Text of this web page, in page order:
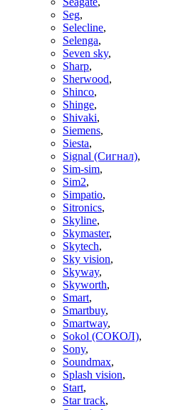
Seg,
Selecline,
Selenga,
Seven sky,
Sharp,
Sherwood,
Shinco,
Shinge,
Shivaki,
Siemens,
Siesta,
Signal (Сигнал),
Sim-sim,
Sim2,
Simpatio,
Sitronics,
Skyline,
Skymaster,
Skytech,
Sky vision,
Skyway,
Skyworth,
Smart,
Smartbuy,
Smartway,
Sokol (СОКОЛ),
Sony,
Soundmax,
Splash vision,
Start,
Star track,